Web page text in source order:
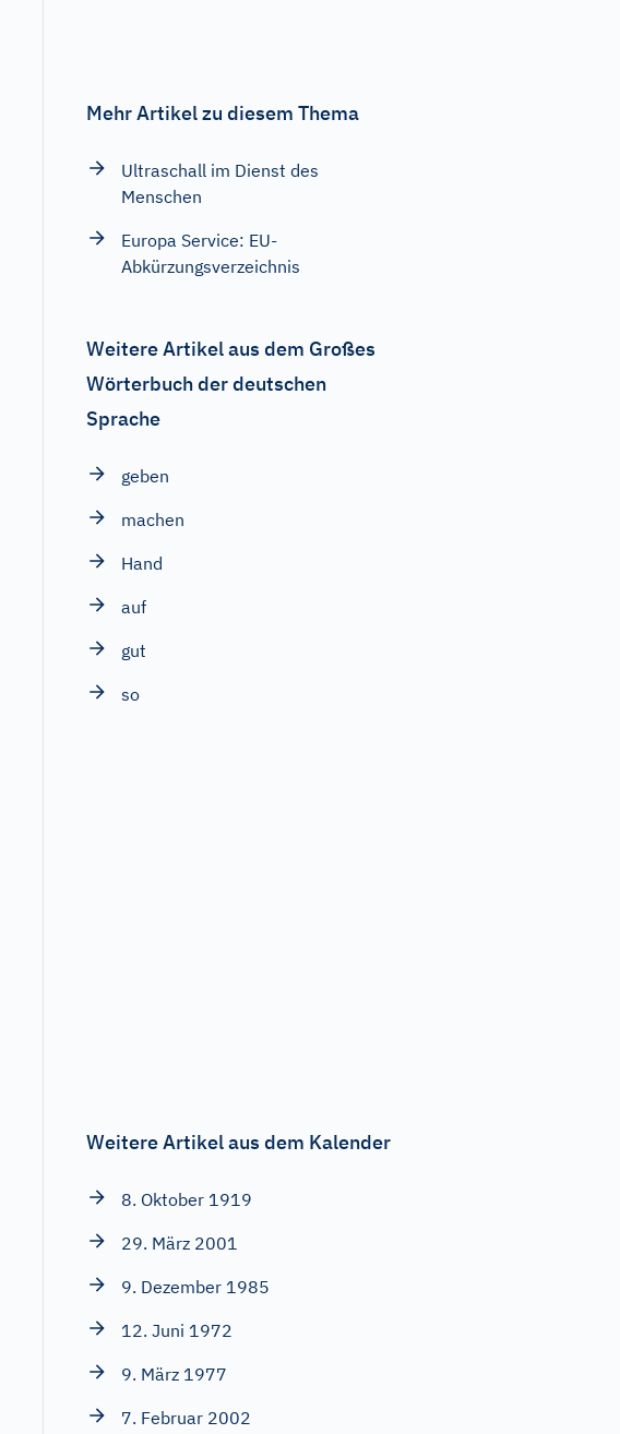
Mehr Artikel zu diesem Thema
Ultraschall im Dienst des
Menschen
Europa Service: EU-
Abkürzungsverzeichnis
Weitere Artikel aus dem Großes
Wörterbuch der deutschen
Sprache
geben
machen
Hand
auf
gut
so
Weitere Artikel aus dem Kalender
8. Oktober 1919
29. März 2001
9. Dezember 1985
12. Juni 1972
9. März 1977
7. Februar 2002